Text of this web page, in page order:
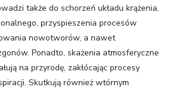
także do schorzeń układu krążenia,
przyspieszenia procesów
nowotworów, a nawet
Ponadto, skażenia atmosferyczne
na przyrodę, zakłócając procesy
Skutkują również wtórnym